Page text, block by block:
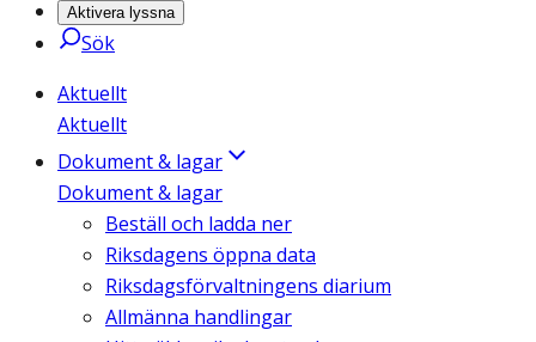
Aktivera lyssna
Sök
Aktuellt
Aktuellt
Dokument & lagar
Dokument & lagar
Beställ och ladda ner
Riksdagens öppna data
Riksdagsförvaltningens diarium
Allmänna handlingar